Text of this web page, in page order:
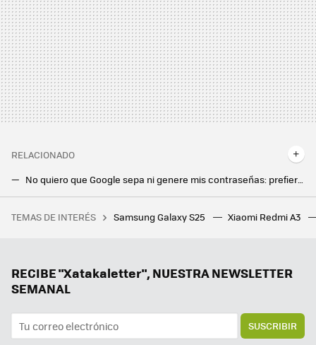
RELACIONADO
Mi Android trae una app del tiempo preinstalada, pero siempre recurro a esta aplicación open source y gratis
Los 11 mejores juegos en lo que llevamos de 2025 para aprovechar al máximo el verano
TEMAS DE INTERÉS Samsung Galaxy S25 Xiaomi Redmi A3
RECIBE "Xatakaletter", NUESTRA NEWSLETTER
SEMANAL
SUSCRIBIR